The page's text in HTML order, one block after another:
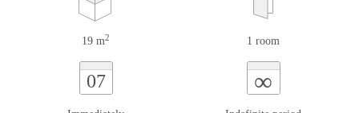
19 m2 1 room
07 ∞